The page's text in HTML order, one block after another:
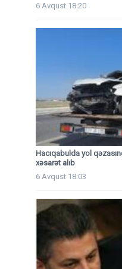
6 Avqust 18:20
Hacıqabulda yol
xəsarət alıb
6 Avqust 18:03